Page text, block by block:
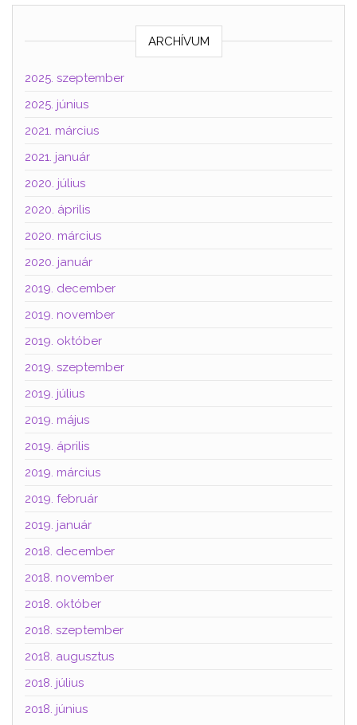
ARCHÍVUM
2025. szeptember
2025. június
2021. március
2021. január
2020. július
2020. április
2020. március
2020. január
2019. december
2019. november
2019. október
2019. szeptember
2019. július
2019. május
2019. április
2019. március
2019. február
2019. január
2018. december
2018. november
2018. október
2018. szeptember
2018. augusztus
2018. július
2018. június